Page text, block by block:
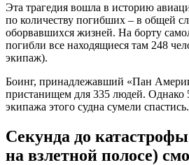
Эта трагедия вошла в историю
по количеству погибших – в общей
оборвавшихся жизней. На борту
погибли все находящиеся там 248
экипаж).
Боинг, принадлежавший «Пан
пристанищем для 335 людей. Однако
экипажа этого судна сумели спастись.
Секунда до
на взлетной полосе)